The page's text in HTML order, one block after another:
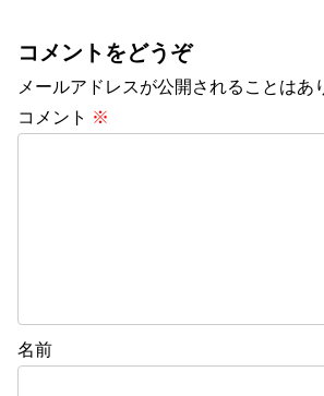
コメントをどうぞ
メールアドレスが公開されることはあ
コメント ※
名前